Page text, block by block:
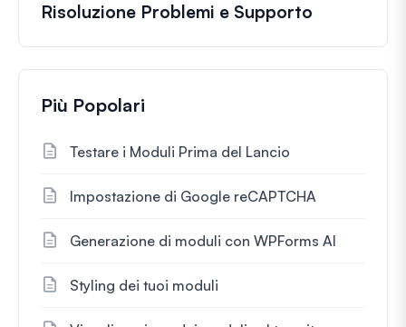
Risoluzione Problemi e Supporto
Più Popolari
Testare i Moduli Prima del Lancio
Impostazione di Google reCAPTCHA
Generazione di moduli con WPForms AI
Styling dei tuoi moduli